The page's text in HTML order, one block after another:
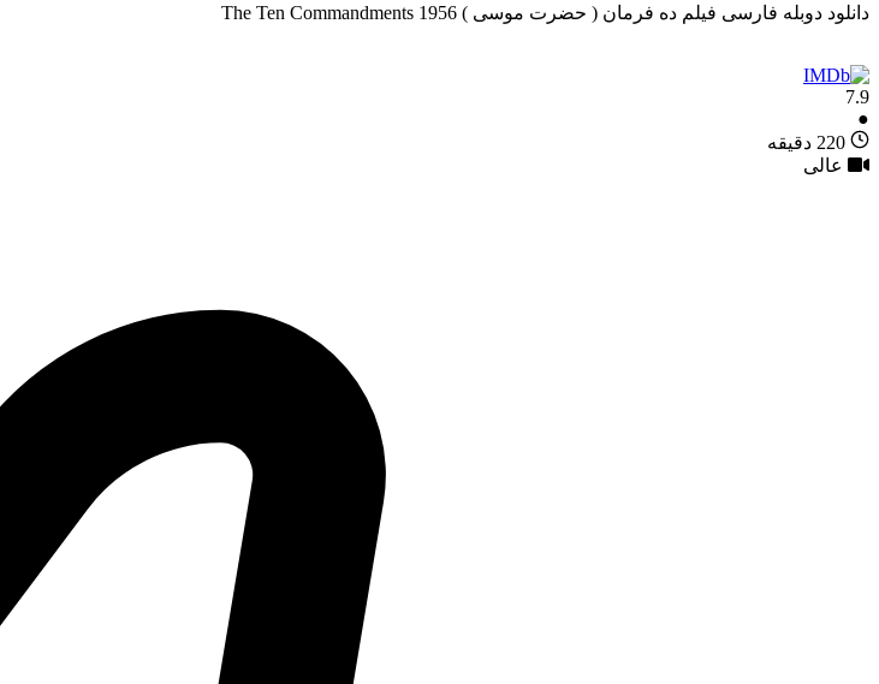
دانلود دوبله فارسی فیلم ده فرمان ( حضرت موسی ) The Ten Commandments 1956
7.9
●
220 دقیقه
عالی